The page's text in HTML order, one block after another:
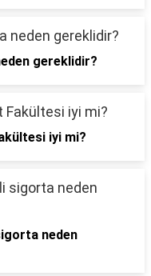
gereklidir?
iyi mi?
neden